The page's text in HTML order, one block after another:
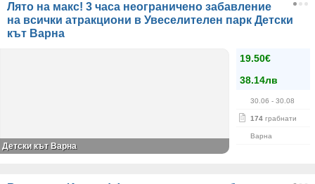
Лято на макс! 3 часа неограничено забавление
на всички атракциони в Увеселителен парк Детски
кът Варна
19.50€
38.14лв
30.06 - 30.08
174 грабнати
Варна
Детски кът Варна